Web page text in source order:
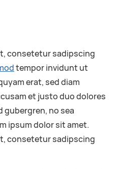
consetetur sadipscing
tempor invidunt ut
erat, sed diam
et justo duo dolores
gubergren, no sea
ipsum dolor sit amet.
consetetur sadipscing